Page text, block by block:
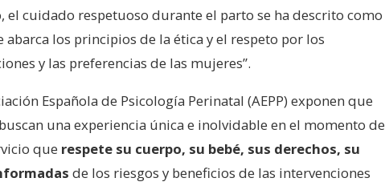
el cuidado respetuoso durante el parto se ha descrito como
los principios de la ética y el respeto por los
y las preferencias de las mujeres”.
Española de Psicología Perinatal (AEPP) exponen que
una experiencia única e inolvidable en el momento de
que respete su cuerpo, su bebé, sus derechos, su
de los riesgos y beneficios de las intervenciones